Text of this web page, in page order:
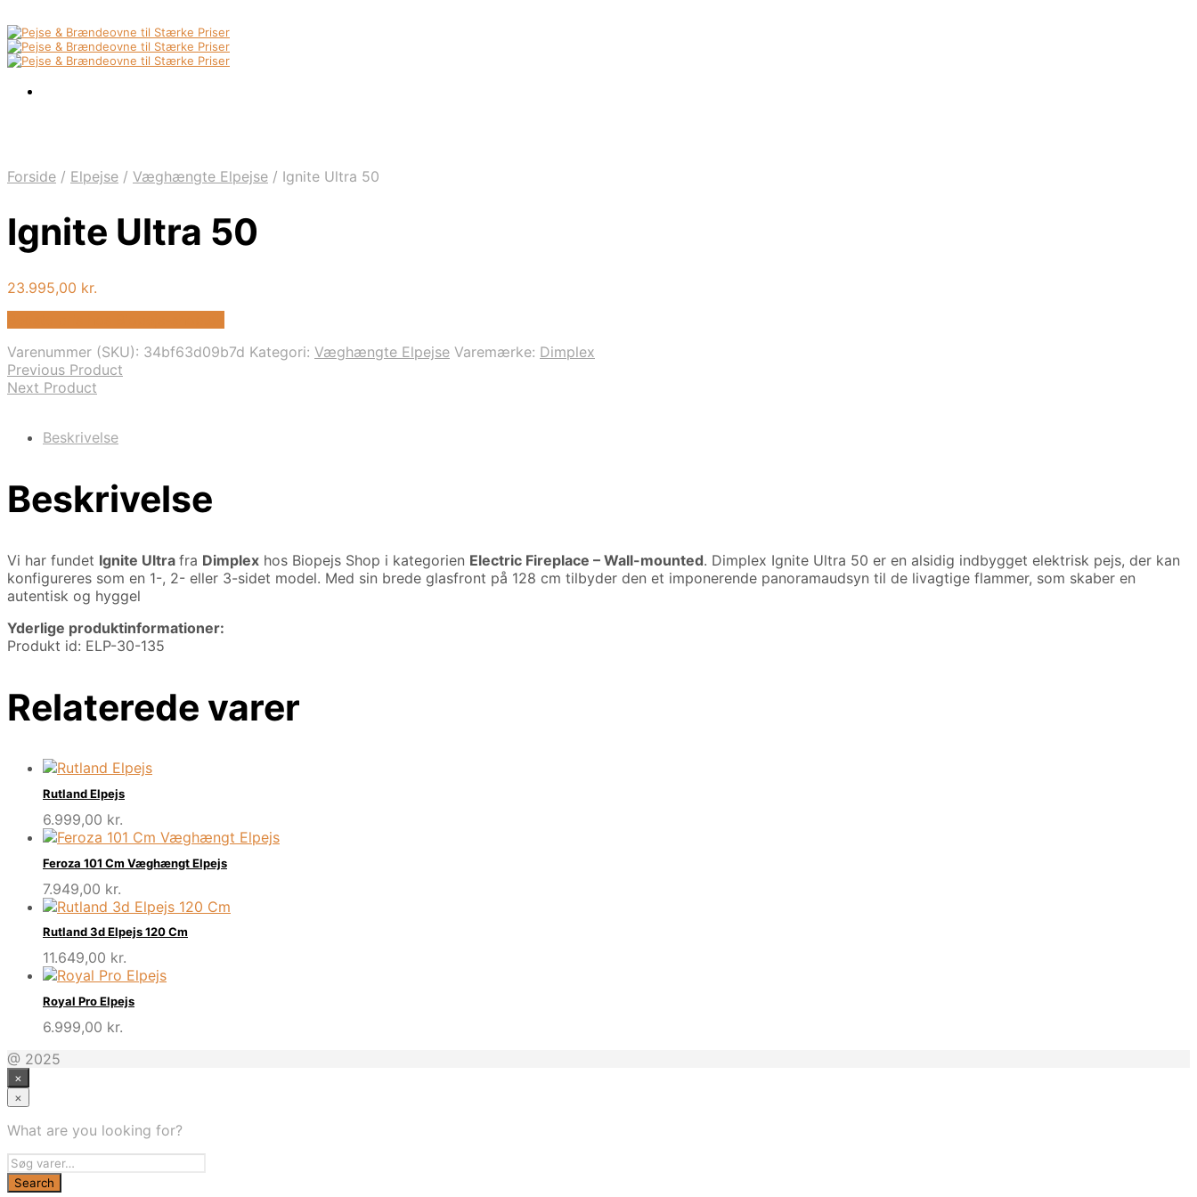
Forside / Elpejse / Væghængte Elpejse / Ignite Ultra 50
Ignite Ultra 50
23.995,00 kr.
Varenummer (SKU): 34bf63d09b7d Kategori: Væghængte Elpejse Varemærke: Dimplex
Previous Product
Next Product
Beskrivelse
Beskrivelse
Vi har fundet Ignite Ultra fra Dimplex hos Biopejs Shop i kategorien Electric Fireplace – Wall-mounted. Dimplex Ignite Ultra 50 er en alsidig indbygget elektrisk pejs, der kan
konfigureres som en 1-, 2- eller 3-sidet model. Med sin brede glasfront på 128 cm tilbyder den et imponerende panoramaudsyn til de livagtige flammer, som skaber en
autentisk og hyggel
Yderlige produktinformationer:
Produkt id: ELP-30-135
Relaterede varer
Rutland Elpejs
6.999,00 kr.
Feroza 101 Cm Væghængt Elpejs
7.949,00 kr.
Rutland 3d Elpejs 120 Cm
11.649,00 kr.
Royal Pro Elpejs
6.999,00 kr.
@ 2025
×
×
What are you looking for?